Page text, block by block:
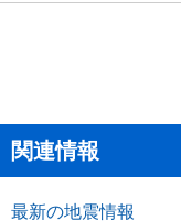
関連情報
最新の地震情報